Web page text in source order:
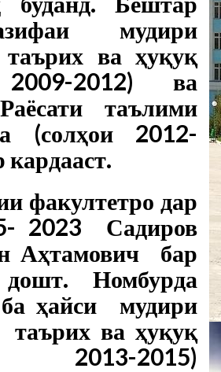
мудири
ва ҳуқуқ
2009-2012) ва
таълими
(солҳои 2012-
факултетро дар
2023 Садиров
Аҳтамович бар
Номбурда
ҳайси мудири
ва ҳуқуқ
2013-2015)